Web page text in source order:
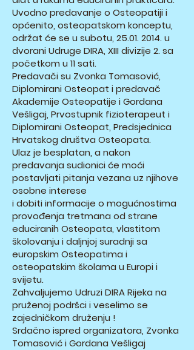
Uvodno predavanje o Osteopatiji i
općenito, osteopatskom konceptu,
održat će se u subotu, 25.01. 2014. u
dvorani Udruge DIRA, XIII divizije 2. sa
početkom u 11 sati.
Predavači su Zvonka Tomasović,
Diplomirani Osteopat i predavač
Akademije Osteopatije i Gordana
Vešligaj, Prvostupnik fizioterapeut i
Diplomirani Osteopat, Predsjednica
Hrvatskog društva Osteopata.
Ulaz je besplatan, a nakon
predavanja sudionici će moći
postavljati pitanja vezana uz njihove
osobne interese
i dobiti informacije o mogućnostima
provođenja tretmana od strane
educiranih Osteopata, vlastitom
školovanju i daljnjoj suradnji sa
europskim Osteopatima i
osteopatskim školama u Europi i
svijetu.
Zahvaljujemo Udruzi DIRA Rijeka na
pruženoj podršci i veselimo se
zajedničkom druženju !
Srdačno ispred organizatora, Zvonka
Tomasović i Gordana Vešligaj